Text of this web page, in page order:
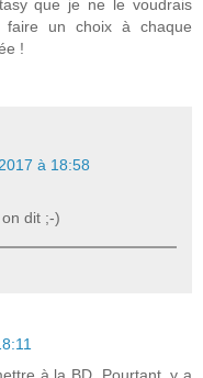
que je ne le voudrais
faire un choix à chaque
!
à 18:58
dit ;-)